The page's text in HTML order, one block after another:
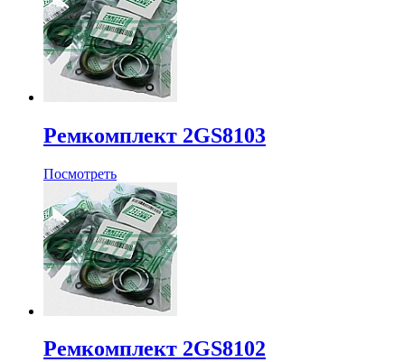
Ремкомплект 2GS8103
Посмотреть
Ремкомплект 2GS8102